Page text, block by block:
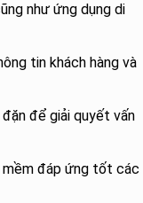
như ứng dụng di
tin khách hàng và
để giải quyết vấn
mềm đáp ứng tốt các